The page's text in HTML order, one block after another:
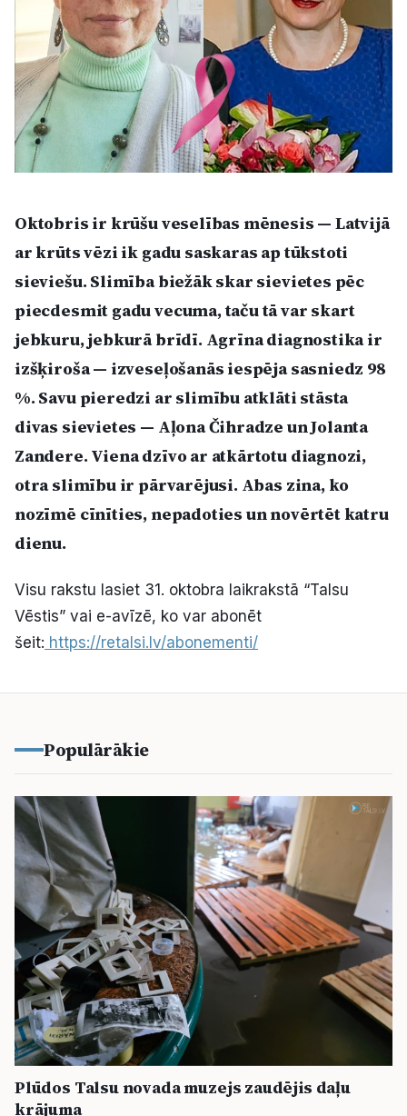
Video
Vieta
Pasākumi
Reklāma
Politiskā reklāma
Par mums
Kontakti
Ziņo redakcijai
E-avīze Abonē
Oktobris ir krūšu veselības mēnesis — Latvijā
ar krūts vēzi ik gadu saskaras ap tūkstoti
sieviešu. Slimība biežāk skar sievietes pēc
piecdesmit gadu vecuma, taču tā var skart
jebkuru, jebkurā brīdī. Agrīna diagnostika ir
izšķiroša — izveseļošanās iespēja sasniedz 98
%. Savu pieredzi ar slimību atklāti stāsta
divas sievietes — Aļona Čihradze un Jolanta
Zandere. Viena dzīvo ar atkārtotu diagnozi,
otra slimību ir pārvarējusi. Abas zina, ko
nozīmē cīnīties, nepadoties un novērtēt katru
dienu.
Visu rakstu lasiet 31. oktobra laikrakstā “Talsu
Vēstis” vai e-avīzē, ko var abonēt
šeit: https://retalsi.lv/abonementi/
Populārākie
Plūdos Talsu novada muzejs zaudējis daļu
krājuma